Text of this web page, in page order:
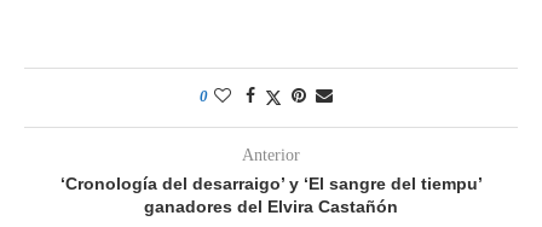
0
Anterior
‘Cronología del desarraigo’ y ‘El sangre del tiempu’
ganadores del Elvira Castañón